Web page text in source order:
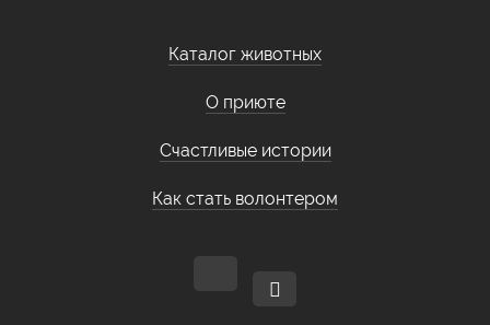
Каталог животных
О приюте
Счастливые истории
Как стать волонтером